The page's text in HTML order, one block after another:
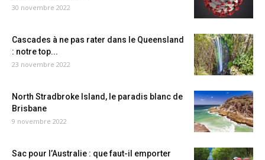
30 novembre 2022
Cascades à ne pas rater dans le Queensland
: notre top...
23 novembre 2022
North Stradbroke Island, le paradis blanc de
Brisbane
9 novembre 2022
Sac pour l’Australie : que faut-il emporter